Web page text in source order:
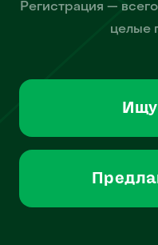
Регистрация —
целые